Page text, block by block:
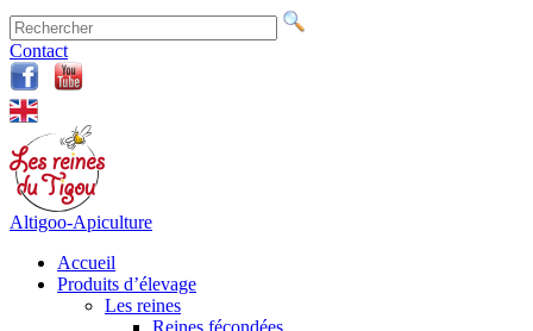
Contact
Altigoo-Apiculture
Accueil
Produits d’élevage
Les reines
Reines fécondées